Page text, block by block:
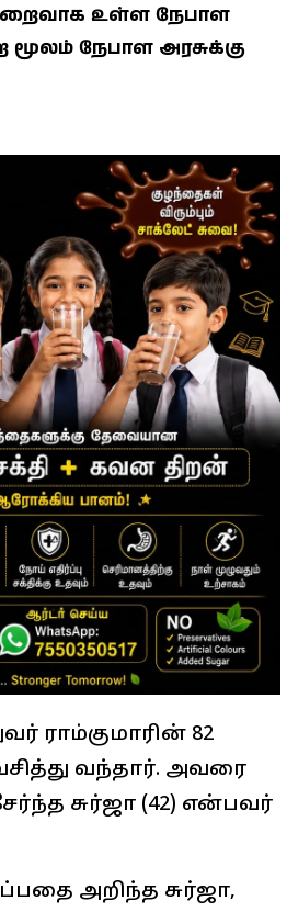
உள்ள நேபாள
மூலம் நேபாள அரசுக்கு
ராம்குமாரின் 82
வந்தார். அவரை
சுர்ஜா (42) என்பவர்
அறிந்த சுர்ஜா,